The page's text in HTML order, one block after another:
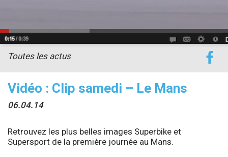
Vidéo : Clip samedi – Le Mans
06.04.14
Toutes les actus
Retrouvez les plus belles images Superbike et
Supersport de la première journée au Mans.